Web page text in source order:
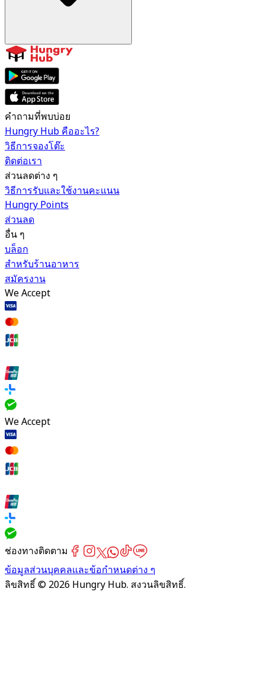
คำถามที่พบบ่อย
Hungry Hub คืออะไร?
วิธีการจองโต๊ะ
ติดต่อเรา
ส่วนลดต่าง ๆ
วิธีการรับและใช้งานคะแนน
Hungry Points
ส่วนลด
อื่น ๆ
บล็อก
สำหรับร้านอาหาร
สมัครงาน
We Accept
We Accept
ช่องทางติดตาม
ข้อมูลส่วนบุคคลและข้อกำหนดต่าง ๆ
ลิขสิทธิ์ © 2026 Hungry Hub. สงวนลิขสิทธิ์.